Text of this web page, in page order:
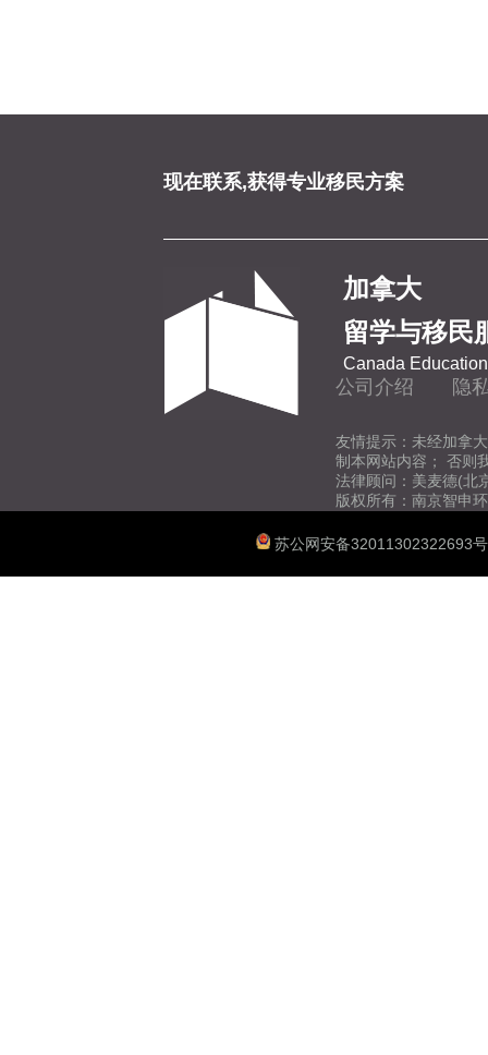
现在联系,获得专业移民方案
加拿大
留学与移民
Canada
公司介绍 隐
友情提示：未经加拿
制本网站内容； 否则
法律顾问：美麦德(北
版权所有：南京智申
苏公网安备32011302322693号